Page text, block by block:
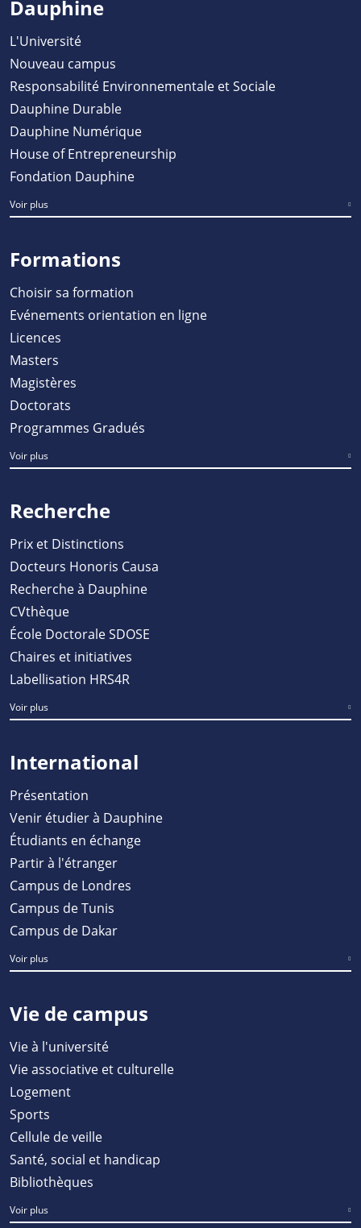
Dauphine
L'Université
Nouveau campus
Responsabilité Environnementale et Sociale
Dauphine Durable
Dauphine Numérique
House of Entrepreneurship
Fondation Dauphine
Voir plus
Formations
Choisir sa formation
Evénements orientation en ligne
Licences
Masters
Magistères
Doctorats
Programmes Gradués
Voir plus
Recherche
Prix et Distinctions
Docteurs Honoris Causa
Recherche à Dauphine
CVthèque
École Doctorale SDOSE
Chaires et initiatives
Labellisation HRS4R
Voir plus
International
Présentation
Venir étudier à Dauphine
Étudiants en échange
Partir à l'étranger
Campus de Londres
Campus de Tunis
Campus de Dakar
Voir plus
Vie de campus
Vie à l'université
Vie associative et culturelle
Logement
Sports
Cellule de veille
Santé, social et handicap
Bibliothèques
Voir plus